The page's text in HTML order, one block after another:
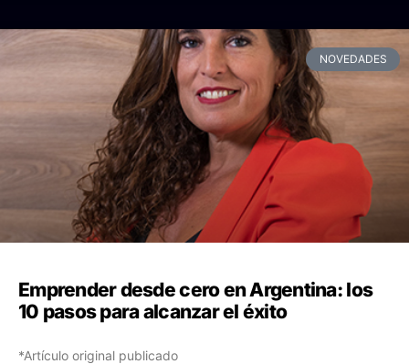
NOVEDADES
Emprender desde cero en Argentina: los
10 pasos para alcanzar el éxito
*Artículo original publicado